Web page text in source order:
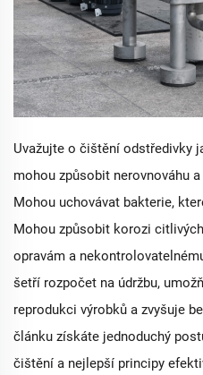
Uvažujte o čištění odstředivky
mohou způsobit nerovnováhu
Mohou uchovávat bakterie,
Mohou způsobit korozi
opravám a
šetří rozpočet na údržbu,
reprodukci výrobků a zvyšuje
článku získáte jednoduchý
čištění a nejlepší principy